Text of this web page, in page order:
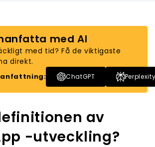
med AI
med tid? Få de viktigaste
direkt.
ChatGPT
av
-utveckling?